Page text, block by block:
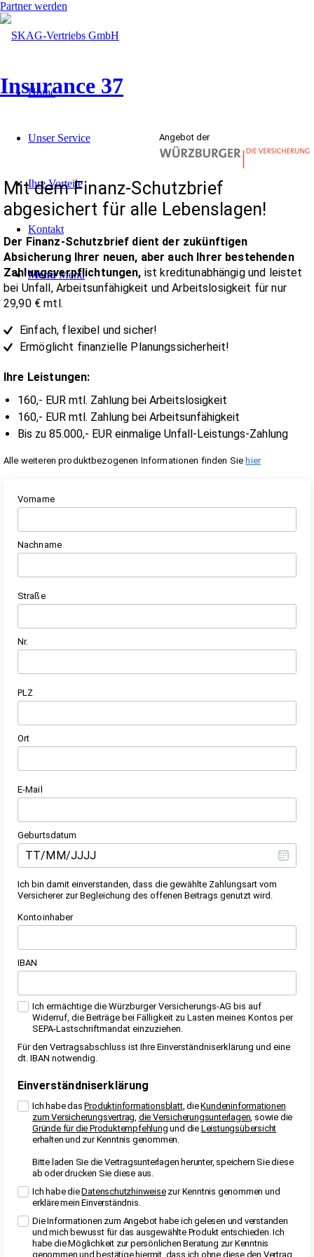
Partner werden
Home
Unser Service
Ihre Vorteile
Kontakt
Menü Menü
Insurance 37